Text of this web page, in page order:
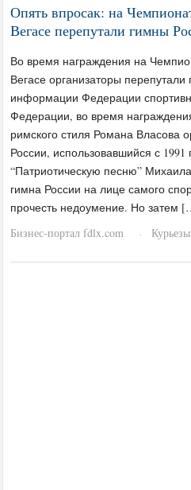
Опять впросак: на
Вегасе перепутали гимны
Во время награждения на
Вегасе организаторы
информации Федерации
Федерации, во время
римского стиля Романа Власова
России, использовавшийся с 1991
“Патриотическую песню”
гимна России на лице самого
прочесть недоумение. Но затем
Бизнес-портал fdlx.com
· Курьезы